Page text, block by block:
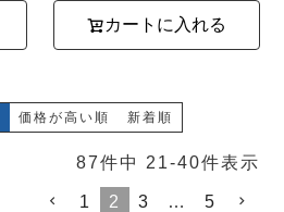
カートに入れる
価格が高い順 新着順
87件中 21-40件表示
1 2 3 … 5